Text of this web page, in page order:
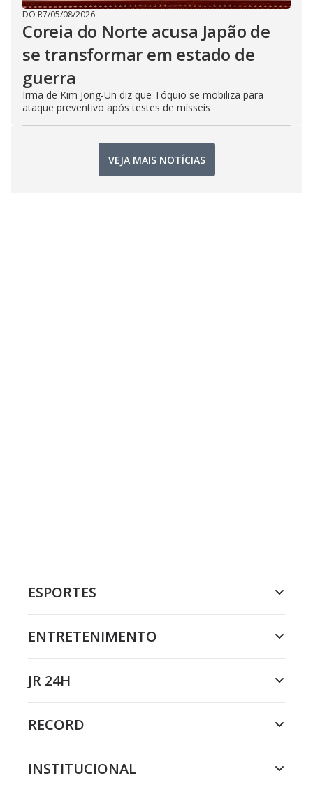
DO R7/05/08/2026
Coreia do Norte acusa Japão de
se transformar em estado de
guerra
Irmã de Kim Jong-Un diz que Tóquio se mobiliza para
ataque preventivo após testes de mísseis
VEJA MAIS NOTÍCIAS
ESPORTES
ENTRETENIMENTO
JR 24H
RECORD
INSTITUCIONAL